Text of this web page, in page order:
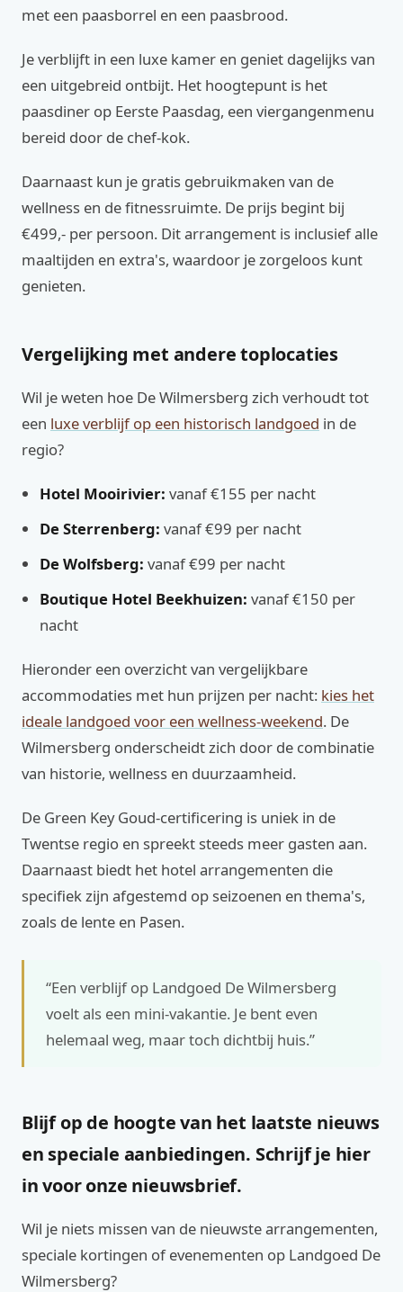
met een paasborrel en een paasbrood.
Je verblijft in een luxe kamer en geniet dagelijks van
een uitgebreid ontbijt. Het hoogtepunt is het
paasdiner op Eerste Paasdag, een viergangenmenu
bereid door de chef-kok.
Daarnaast kun je gratis gebruikmaken van de
wellness en de fitnessruimte. De prijs begint bij
€499,- per persoon. Dit arrangement is inclusief alle
maaltijden en extra's, waardoor je zorgeloos kunt
genieten.
Vergelijking met andere toplocaties
Wil je weten hoe De Wilmersberg zich verhoudt tot
een luxe verblijf op een historisch landgoed in de
regio?
Hotel Mooirivier: vanaf €155 per nacht
De Sterrenberg: vanaf €99 per nacht
De Wolfsberg: vanaf €99 per nacht
Boutique Hotel Beekhuizen: vanaf €150 per
nacht
Hieronder een overzicht van vergelijkbare
accommodaties met hun prijzen per nacht: kies het
ideale landgoed voor een wellness-weekend. De
Wilmersberg onderscheidt zich door de combinatie
van historie, wellness en duurzaamheid.
De Green Key Goud-certificering is uniek in de
Twentse regio en spreekt steeds meer gasten aan.
Daarnaast biedt het hotel arrangementen die
specifiek zijn afgestemd op seizoenen en thema's,
zoals de lente en Pasen.
“Een verblijf op Landgoed De Wilmersberg
voelt als een mini-vakantie. Je bent even
helemaal weg, maar toch dichtbij huis.”
Blijf op de hoogte van het laatste nieuws
en speciale aanbiedingen. Schrijf je hier
in voor onze nieuwsbrief.
Wil je niets missen van de nieuwste arrangementen,
speciale kortingen of evenementen op Landgoed De
Wilmersberg?